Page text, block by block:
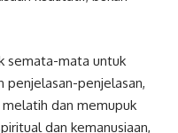
semata-mata untuk
penjelasan-penjelasan,
dan memupuk
dan kemanusiaan,